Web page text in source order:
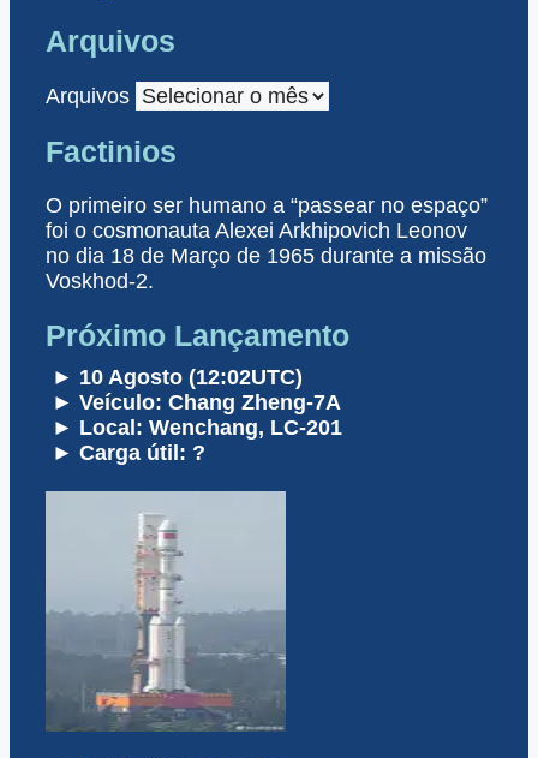
Arquivos
Arquivos
Factinios
O primeiro ser humano a “passear no espaço”
foi o cosmonauta Alexei Arkhipovich Leonov
no dia 18 de Março de 1965 durante a missão
Voskhod-2.
Próximo Lançamento
► 10 Agosto (12:02UTC)
► Veículo: Chang Zheng-7A
► Local: Wenchang, LC-201
► Carga útil: ?